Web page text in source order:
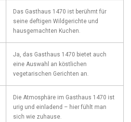
Das ‍Gasthaus ⁢1470 ist berühmt⁣ für⁤
seine deftigen Wildgerichte und
hausgemachten ​Kuchen.
Ja,⁤ das Gasthaus 1470 bietet ⁤auch
eine Auswahl⁢ an köstlichen
vegetarischen ⁢Gerichten an.
Die Atmosphäre ⁤im Gasthaus 1470 ist
urig und einladend – hier fühlt man
sich wie zuhause.